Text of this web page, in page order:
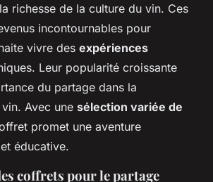
richesse de la culture du vin. Ces
incontournables pour
vivre des expériences
Leur popularité croissante
du partage dans la
Avec une sélection variée de
promet une aventure
éducative.
coffrets pour le partage